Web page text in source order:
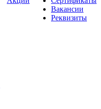
Вакансии
Реквизиты